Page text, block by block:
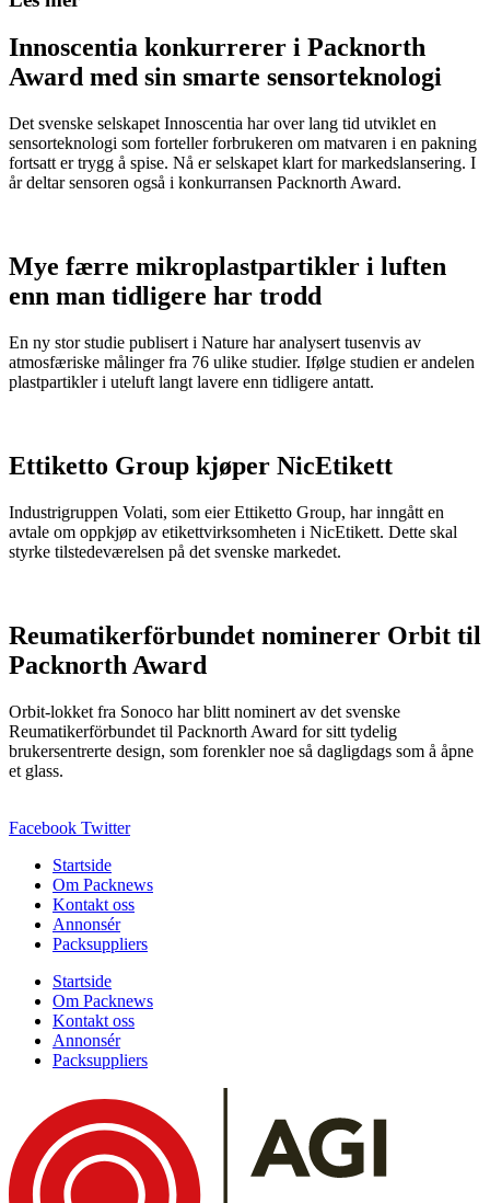
Innoscentia konkurrerer i Packnorth
Award med sin smarte sensorteknologi
Det svenske selskapet Innoscentia har over lang tid utviklet en
sensorteknologi som forteller forbrukeren om matvaren i en pakning
fortsatt er trygg å spise. Nå er selskapet klart for markedslansering. I
år deltar sensoren også i konkurransen Packnorth Award.
Mye færre mikroplastpartikler i luften
enn man tidligere har trodd
En ny stor studie publisert i Nature har analysert tusenvis av
atmosfæriske målinger fra 76 ulike studier. Ifølge studien er andelen
plastpartikler i uteluft langt lavere enn tidligere antatt.
Ettiketto Group kjøper NicEtikett
Industrigruppen Volati, som eier Ettiketto Group, har inngått en
avtale om oppkjøp av etikettvirksomheten i NicEtikett. Dette skal
styrke tilstedeværelsen på det svenske markedet.
Reumatikerförbundet nominerer Orbit til
Packnorth Award
Orbit-lokket fra Sonoco har blitt nominert av det svenske
Reumatikerförbundet til Packnorth Award for sitt tydelig
brukersentrerte design, som forenkler noe så dagligdags som å åpne
et glass.
Facebook Twitter
Startside
Om Packnews
Kontakt oss
Annonsér
Packsuppliers
Startside
Om Packnews
Kontakt oss
Annonsér
Packsuppliers